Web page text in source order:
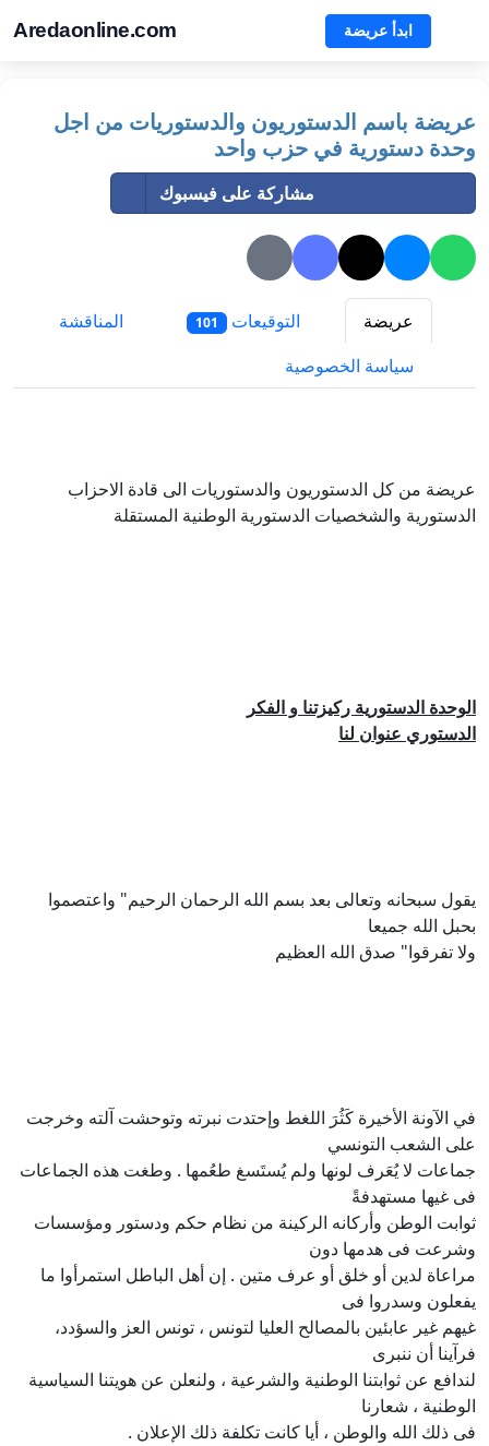
Aredaonline.com ابدأ عريضة
عريضة باسم الدستوريون والدستوريات من اجل
وحدة دستورية في حزب واحد
مشاركة على فيسبوك
عريضة التوقيعات 101
المناقشة
سياسة الخصوصية
عريضة من كل الدستوريون والدستوريات الى قادة الاحزاب
الدستورية والشخصيات الدستورية الوطنية المستقلة
الوحدة الدستورية ركيزتنا و الفكر
الدستوري عنوان لنا
يقول سبحانه وتعالى بعد بسم الله الرحمان الرحيم" واعتصموا
بحبل الله جميعا
ولا تفرقوا" صدق الله العظيم
في الآونة الأخيرة كَثُرَ اللغط وإحتدت نبرته وتوحشت آلته وخرجت
على الشعب التونسي
جماعات لا يُعَرف لونها ولم يُستَسغ طعُمها . وطغت هذه الجماعات
فى غيها مستهدفةً
ثوابت الوطن وأركانه الركينة من نظام حكم ودستور ومؤسسات
وشرعت فى هدمها دون
مراعاة لدين أو خلق أو عرف متين . إن أهل الباطل استمرأوا ما
يفعلون وسدروا فى
غيهم غير عابئين بالمصالح العليا لتونس ، تونس العز والسؤدد،
فرآينا أن ننبرى
لندافع عن ثوابتنا الوطنية والشرعية ، ولنعلن عن هويتنا السياسية
الوطنية ، شعارنا
فى ذلك الله والوطن ، أيا كانت تكلفة ذلك الإعلان .